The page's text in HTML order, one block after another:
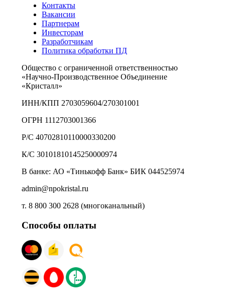
Контакты
Вакансии
Партнерам
Инвесторам
Разработчикам
Политика обработки ПД
Общество с ограниченной ответственностью
«Научно-Производственное Объединение
«Кристалл»
ИНН/КПП 2703059604/270301001
ОГРН 1112703001366
Р/С 40702810110000330200
К/С 30101810145250000974
В банке: АО «Тинькофф Банк» БИК 044525974
admin@npokristal.ru
т. 8 800 300 2628 (многоканальный)
Способы оплаты